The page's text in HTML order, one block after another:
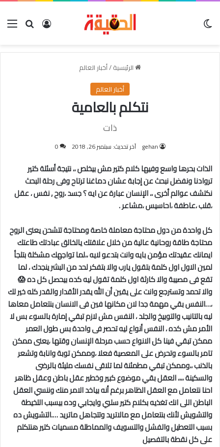
بحث عنتسجيل
الرئيسية/أخبار العالم
أخبار العالم
نتكلم بالعامية
ذات
gehan آخر تحديث: سبتمبر 26, 2018 0
الذات بحرها واسع وفيها كلام كتير مش بيخلص ،، نتيجة أسئلة كتير
تروادنا ونفضل نبحث عن إجابة عشان دماغنا ترتاح وفى رحلة البحث
نكتشف عوالم أخرى ،، الإنسان عبارة عن ايه ؟ جسد ،روح , نفس ، عقل
،قلب ،عاطفة ،احاسيس ،مشاعر .
كل واحدة من دول محتاجة معاملة خاصة ومحتاجة تتشحن يعنى الروح
محتاجة طاقة روحانية عالية من خلال علاقتك يالخالق عبادتك طاعتك
ايمانك عقيدتك مؤمن بايه وانت بتدعو لايه ،،لما تواجهك مشكلة بتلجأ
لمين الاول اول كلمة بتقول يارب والا بتفكر لحد من البشر ينجدك ، لما
تقع فى مصيبة والا كارثة اول كلمة تقول ليه كده بيحصل كل ده 😱
والا تحمد وتسترجع وانت على يقين أن الله يقدر الأقدار والقدر كله خير لك
،…النفس بقي مهمة جدا لان مكانها فين فى الانسان بنتعامل معاها
ليه بالتانيب والتوبيخ والجلد ، النفس مش لازم تبقي إمارة بالسوء بس لا
الأمر مش كده ، النفس أنواع ليه تحصر فى واحدة بس طول العمر
ممكن تبقي فينا كل الانواع حسب مرحلة الإنسان وقتها ،يعنى ممكن
تامر بالسوء وتحرض على المعصية فعلا ،وممكن توبة وانابة وتشعر
بالذنب ،،وممكن تبقي مطمئنة لما تلاقى نفسك مليئة بالرضى
والسكينة ،،،، العقل بقي موضوع كبير وخطير عقل باطن وعقل ظاهر
احنا نتعامل مع العقل الظاهر برغم أنه بياخد الامر منك وننسي العقل
الباطن اللى انك تغذيه بكلام كتير سلبي وايجابي وده بيسبب اللخيطة
والتشويش لأنك بنتعامل مع مالاتريد وتتجاهل ماتريد ….التشويش ده
بسبب التعطيل والفشل والتسويف والمماطلة مسميات كتير هنتكلم
على كل نقطة بالتفصيل